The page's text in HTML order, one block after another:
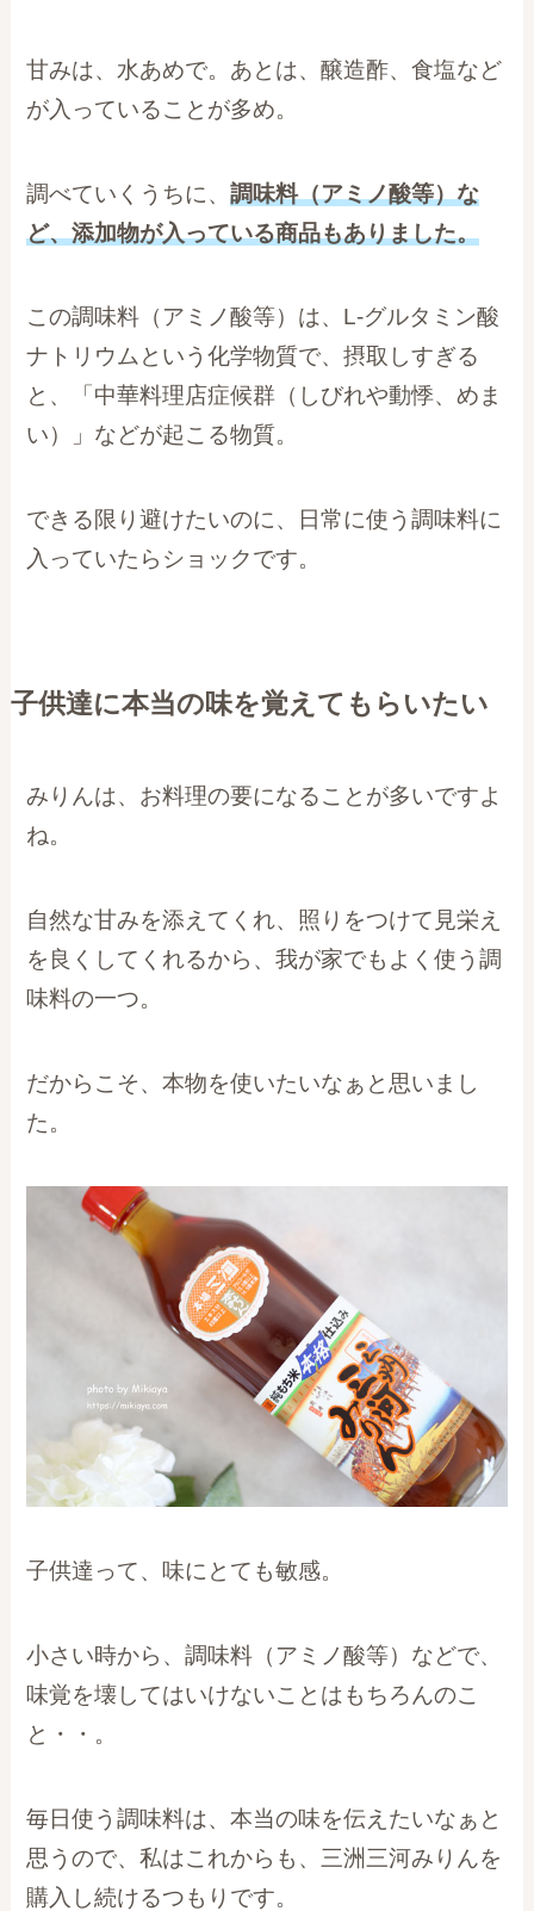
甘みは、水あめで。あとは、醸造酢、食塩など
が入っていることが多め。
調べていくうちに、調味料（アミノ酸等）な
ど、添加物が入っている商品もありました。
この調味料（アミノ酸等）は、L-グルタミン酸
ナトリウムという化学物質で、摂取しすぎる
と、「中華料理店症候群（しびれや動悸、めま
い）」などが起こる物質。
できる限り避けたいのに、日常に使う調味料に
入っていたらショックです。
子供達に本当の味を覚えてもらいたい
みりんは、お料理の要になることが多いですよ
ね。
自然な甘みを添えてくれ、照りをつけて見栄え
を良くしてくれるから、我が家でもよく使う調
味料の一つ。
だからこそ、本物を使いたいなぁと思いまし
た。
子供達って、味にとても敏感。
小さい時から、調味料（アミノ酸等）などで、
味覚を壊してはいけないことはもちろんのこ
と・・。
毎日使う調味料は、本当の味を伝えたいなぁと
思うので、私はこれからも、三洲三河みりんを
購入し続けるつもりです。